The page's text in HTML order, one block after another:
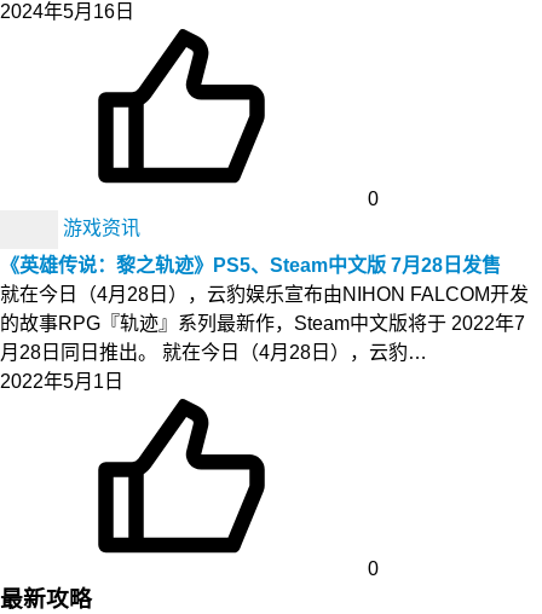
2024年5月16日
0
游戏资讯
《英雄传说：黎之轨迹》PS5、Steam中文版 7月28日发售
就在今日（4月28日），云豹娱乐宣布由NIHON FALCOM开发
的故事RPG『轨迹』系列最新作，Steam中文版将于 2022年7
月28日同日推出。 就在今日（4月28日），云豹…
2022年5月1日
0
最新攻略